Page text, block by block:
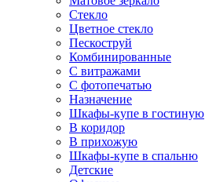
Стекло
Цветное стекло
Пескоструй
Комбинированные
С витражами
С фотопечатью
Назначение
Шкафы-купе в гостиную
В коридор
В прихожую
Шкафы-купе в спальню
Детские